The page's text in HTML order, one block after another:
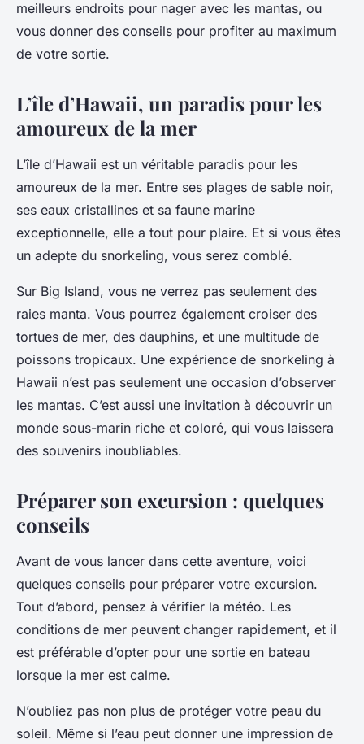
meilleurs endroits pour nager avec les mantas, ou
vous donner des conseils pour profiter au maximum
de votre sortie.
L’île d’Hawaii, un paradis pour les
amoureux de la mer
L’île d’Hawaii est un véritable paradis pour les
amoureux de la mer. Entre ses plages de sable noir,
ses eaux cristallines et sa faune marine
exceptionnelle, elle a tout pour plaire. Et si vous êtes
un adepte du snorkeling, vous serez comblé.
Sur Big Island, vous ne verrez pas seulement des
raies manta. Vous pourrez également croiser des
tortues de mer, des dauphins, et une multitude de
poissons tropicaux. Une expérience de snorkeling à
Hawaii n’est pas seulement une occasion d’observer
les mantas. C’est aussi une invitation à découvrir un
monde sous-marin riche et coloré, qui vous laissera
des souvenirs inoubliables.
Préparer son excursion : quelques
conseils
Avant de vous lancer dans cette aventure, voici
quelques conseils pour préparer votre excursion.
Tout d’abord, pensez à vérifier la météo. Les
conditions de mer peuvent changer rapidement, et il
est préférable d’opter pour une sortie en bateau
lorsque la mer est calme.
N’oubliez pas non plus de protéger votre peau du
soleil. Même si l’eau peut donner une impression de